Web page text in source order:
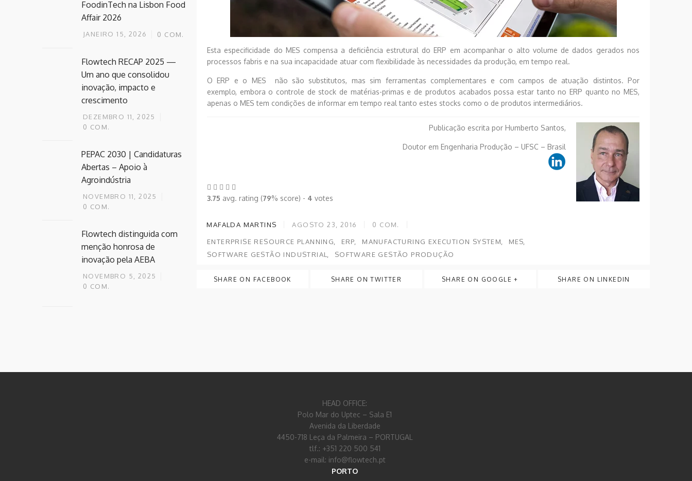
Esta especificidade do MES compensa a deficiência estrutural do ERP em acompanhar o alto volume de dados gerados nos
processos fabris e na sua incapacidade atuar com flexibilidade às necessidades da produção, em tempo real.
O ERP e o MES não são substitutos, mas sim ferramentas complementares e com campos de atuação distintos. Por
exemplo, embora o controle de stock de matérias-primas e de produtos acabados possa estar tanto no ERP quanto no MES,
apenas o MES tem condições de informar em tempo real tanto estes stocks como o de produtos intermediários.
Publicação escrita por Humberto Santos,
Doutor em Engenharia Produção – UFSC – Brasil
3.75 avg. rating (79% score) - 4 votes
MAFALDA MARTINS AGOSTO 23, 2016 0 COM.
ENTERPRISE RESOURCE PLANNING ERP MANUFACTURING EXECUTION SYSTEM
MES
SOFTWARE GESTÃO INDUSTRIAL
SOFTWARE GESTÃO PRODUÇÃO
SHARE ON FACEBOOK SHARE ON TWITTER SHARE ON GOOGLE + SHARE ON LINKEDIN
FoodinTech na Lisbon Food
Affair 2026
JANEIRO 15, 2026 0 COM.
Flowtech RECAP 2025 —
Um ano que consolidou
inovação, impacto e
crescimento
DEZEMBRO 11, 2025
0 COM.
PEPAC 2030 | Candidaturas
Abertas – Apoio à
Agroindústria
NOVEMBRO 11, 2025
0 COM.
Flowtech distinguida com
menção honrosa de
inovação pela AEBA
NOVEMBRO 5, 2025
0 COM.
HEAD OFFICE:
Polo Mar do Uptec – Sala E1
Avenida da Liberdade
4450-718 Leça da Palmeira – PORTUGAL
tlf.: +351 220 500 541
e-mail: info@flowtech.pt
PORTO